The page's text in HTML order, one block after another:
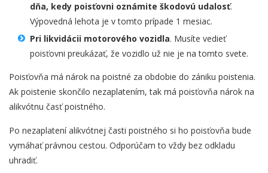
dňa, kedy poisťovni oznámite škodovú udalosť.
Výpovedná lehota je v tomto prípade 1 mesiac.
Pri likvidácii motorového vozidla. Musíte vedieť
poisťovni preukázať, že vozidlo už nie je na tomto svete.
Poisťovňa má nárok na poistné za obdobie do zániku poistenia.
Ak poistenie skončilo nezaplatením, tak má poisťovňa nárok na
alikvótnu časť poistného.
Po nezaplatení alikvótnej časti poistného si ho poisťovňa bude
vymáhať právnou cestou. Odporúčam to vždy bez odkladu
uhradiť.